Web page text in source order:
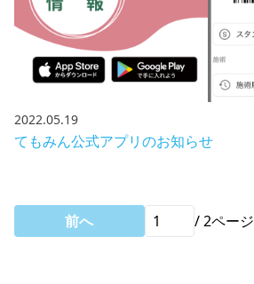
2022.05.19
てもみん公式アプリのお知らせ
前へ /2ページ